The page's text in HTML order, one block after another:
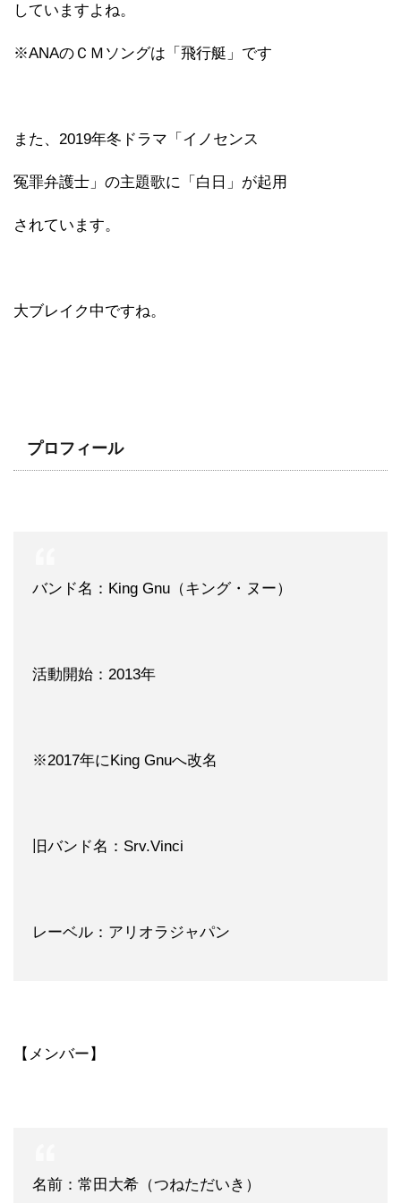
していますよね。
※ANAのＣＭソングは「飛行艇」です
また、2019年冬ドラマ「イノセンス
冤罪弁護士」の主題歌に「白日」が起用
されています。
大ブレイク中ですね。
プロフィール
バンド名：King Gnu（キング・ヌー）
活動開始：2013年
※2017年にKing Gnuへ改名
旧バンド名：Srv.Vinci
レーベル：アリオラジャパン
【メンバー】
名前：常田大希（つねただいき）